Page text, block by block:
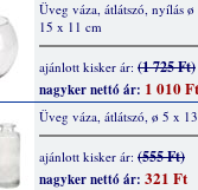
Üveg váza, átlátszó, nyílás
15 x 11 cm
ajánlott kisker ár: (1 725 Ft)
nagyker nettó ár: 1 010 Ft
Üveg váza, átlátszó, ø 5 x
ajánlott kisker ár: (555 Ft)
nagyker nettó ár: 321 Ft